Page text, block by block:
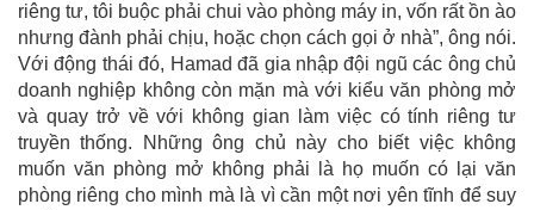
riêng tư, tôi buộc phải chui vào phòng máy in, vốn rất ồn ào
nhưng đành phải chịu, hoặc chọn cách gọi ở nhà”, ông nói.
Với động thái đó, Hamad đã gia nhập đội ngũ các ông chủ
doanh nghiệp không còn mặn mà với kiểu văn phòng mở
và quay trở về với không gian làm việc có tính riêng tư
truyền thống. Những ông chủ này cho biết việc không
muốn văn phòng mở không phải là họ muốn có lại văn
phòng riêng cho mình mà là vì cần một nơi yên tĩnh để suy